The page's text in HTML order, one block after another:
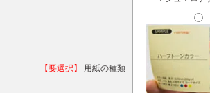
【要選択】 用紙の種類